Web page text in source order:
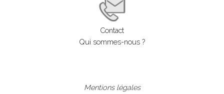
Contact
Qui sommes-nous ?
Mentions légales